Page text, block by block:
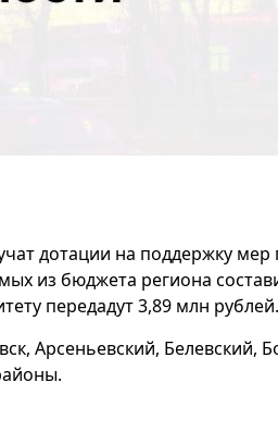
дотации на поддержку
из бюджета региона
передадут 3,89 млн рублей.
Арсеньевский, Белевский,